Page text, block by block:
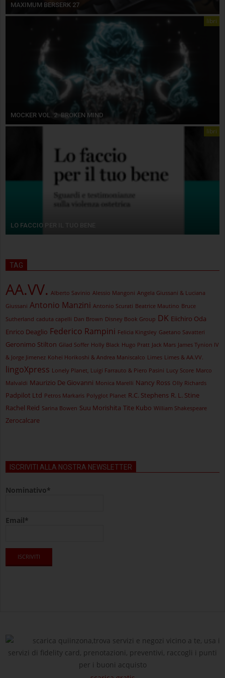
MAXIMUM BERSERK 27
libri
MOCKER VOL. 2. BROKEN MIND
libri
LO FACCIO PER IL TUO BENE
TAG
AA.VV. Alberto Savinio Alessio Mangoni Angela Giussani & Luciana
Giussani Antonio Manzini Antonio Scurati Beatrice Mautino Bruce
Sutherland caduta capelli Dan Brown Disney Book Group DK Eiichiro Oda
Enrico Deaglio Federico Rampini Felicia Kingsley Gaetano Savatteri
Geronimo Stilton Gilad Soffer Holly Black Hugo Pratt Jack Mars James Tynion IV
& Jorge Jimenez Kohei Horikoshi & Andrea Maniscalco Limes Limes & AA.VV.
lingoXpress Lonely Planet, Luigi Farrauto & Piero Pasini Lucy Score Marco
Malvaldi Maurizio De Giovanni Monica Marelli Nancy Ross Olly Richards
Padpilot Ltd Petros Markaris Polyglot Planet R.C. Stephens R. L. Stine
Rachel Reid Sarina Bowen Suu Morishita Tite Kubo William Shakespeare
Zerocalcare
ISCRIVITI ALLA NOSTRA NEWSLETTER
Nominativo*
Email*
scarica quiinzona,trova servizi e negozi vicino a te, usa i
servizi di fidelity card, prenotazioni, preventivi, raccogli i punti
per i buoni acquisto